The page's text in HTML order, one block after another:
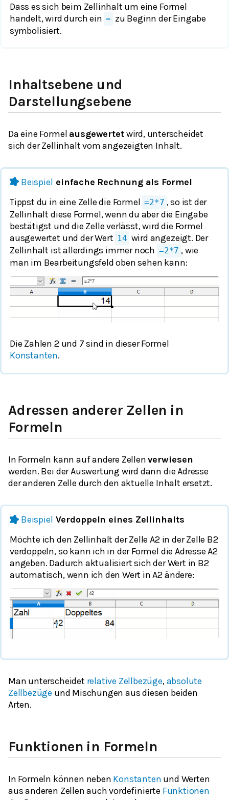
Dass es sich beim Zellinhalt um eine Formel
handelt, wird durch ein = zu Beginn der Eingabe
symbolisiert.
Inhaltsebene und
Darstellungsebene
Da eine Formel ausgewertetwird, unterscheidet
sich der Zellinhalt vom angezeigten Inhalt.
Beispiel einfache Rechnung als Formel
Tippst du in eine Zelle die Formel =2*7 , so ist der
Zellinhalt diese Formel, wenn du aber die Eingabe
bestätigst und die Zelle verlässt, wird die Formel
ausgewertet und der Wert 14 wird angezeigt. Der
Zellinhalt ist allerdings immer noch =2*7 , wie
man im Bearbeitungsfeld oben sehen kann:
Die Zahlen 2 und 7 sind in dieser Formel
Konstanten.
Adressen anderer Zellen in
Formeln
In Formeln kann auf andere Zellenverwiesen
werden. Bei der Auswertung wird dann die Adresse
der anderen Zelle durch den aktuelle Inhalt ersetzt.
Beispiel Verdoppeln eines Zellinhalts
Möchte ich den Zellinhalt der Zelle A2 in der Zelle B2
verdoppeln, so kann ich in der Formel die Adresse A2
angeben. Dadurch aktualisiert sich der Wert in B2
automatisch, wenn ich den Wert in A2 ändere:
Man unterscheidet relative Zellbezüge,absolute
Zellbezüge und Mischungen aus diesen beiden
Arten.
Funktionen in Formeln
In Formeln können neben Konstanten und Werten
aus anderen Zellen auch vordefinierte Funktionen